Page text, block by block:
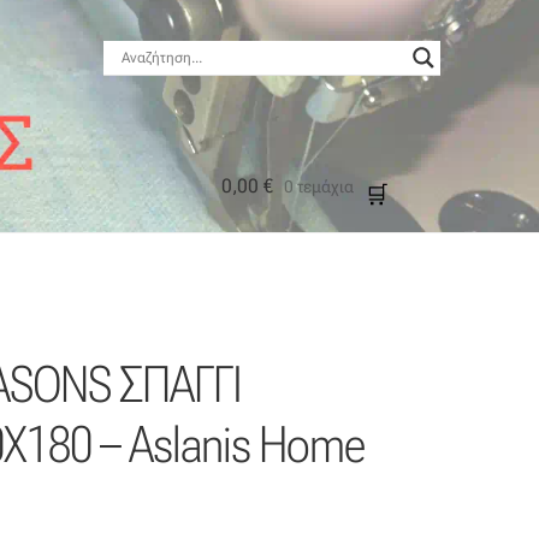
0,00 € 0 τεμάχια
ΣΠΑΓΓΙ
– Aslanis Home